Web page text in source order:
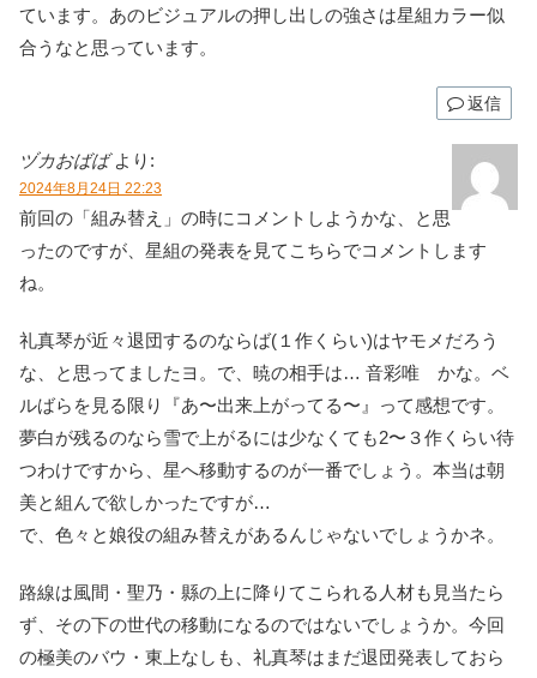
ています。あのビジュアルの押し出しの強さは星組カラー似
合うなと思っています。
返信
ヅカおばば より:
2024年8月24日 22:23
前回の「組み替え」の時にコメントしようかな、と思
ったのですが、星組の発表を見てこちらでコメントします
ね。
礼真琴が近々退団するのならば(１作くらい)はヤモメだろう
な、と思ってましたヨ。で、暁の相手は… 音彩唯 かな。ベ
ルばらを見る限り『あ〜出来上がってる〜』って感想です。
夢白が残るのなら雪で上がるには少なくても2〜３作くらい待
つわけですから、星へ移動するのが一番でしょう。本当は朝
美と組んで欲しかったですが…
で、色々と娘役の組み替えがあるんじゃないでしょうかネ。
路線は風間・聖乃・縣の上に降りてこられる人材も見当たら
ず、その下の世代の移動になるのではないでしょうか。今回
の極美のバウ・東上なしも、礼真琴はまだ退団発表しておら